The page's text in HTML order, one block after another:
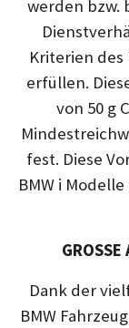
werden bzw.
Kriterien des
erfüllen.
von 50 g
fest. Diese
BMW i
GROSSE
Dank der
BMW